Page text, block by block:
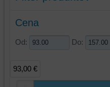
Cena
Od: Do:
93,00 €